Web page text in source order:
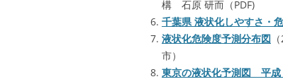
構 石原 研而（PDF)
千葉県 液状化しやすさ・
液状化危険度予測分布図
市）
東京の液状化予測図 平成